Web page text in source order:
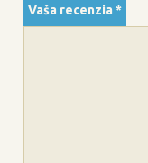
Vaša recenzia *